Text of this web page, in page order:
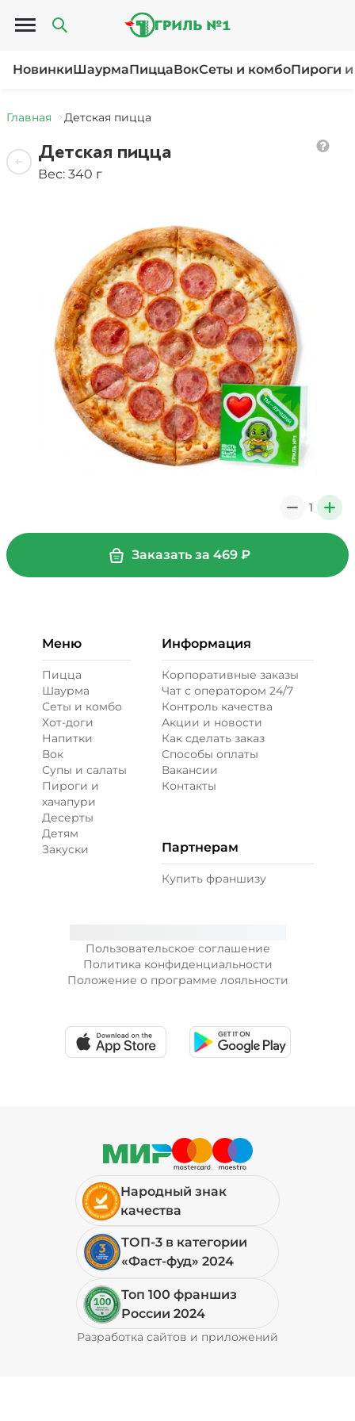
Открыть меню
НовинкиШаурмаПиццаВокСеты и комбоПироги
Главная Детская пицца
Детская пицца
Вес: 340 г
1 +
Заказать за 469₽
Пользовательское соглашение
Политика конфиденциальности
Положение о программе лояльности
Меню
Пицца
Шаурма
Сеты и комбо
Хот-доги
Напитки
Вок
Супы и салаты
Пироги и
хачапури
Десерты
Детям
Закуски
Информация
Корпоративные заказы
Чат с оператором 24/7
Контроль качества
Акции и новости
Как сделать заказ
Способы оплаты
Вакансии
Контакты
Партнерам
Купить франшизу
Народный знак
качества
ТОП-3 в категории
«Фаст-фуд» 2024
Топ 100 франшиз
России 2024
Разработка сайтов и приложений
Pyrobyte